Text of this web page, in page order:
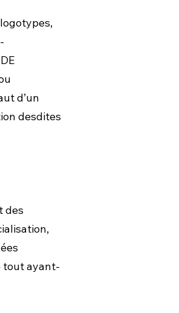
d’un
desdites
des
tout ayant-